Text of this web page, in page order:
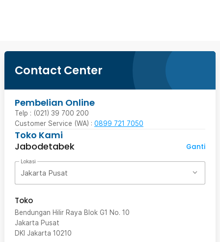
Contact Center
Pembelian Online
Telp : (021) 39 700 200
Customer Service (WA) : 0899 721 7050
Toko Kami
Jabodetabek
Ganti
Lokasi
Jakarta Pusat
Toko
Bendungan Hilir Raya Blok G1 No. 10
Jakarta Pusat
DKI Jakarta 10210